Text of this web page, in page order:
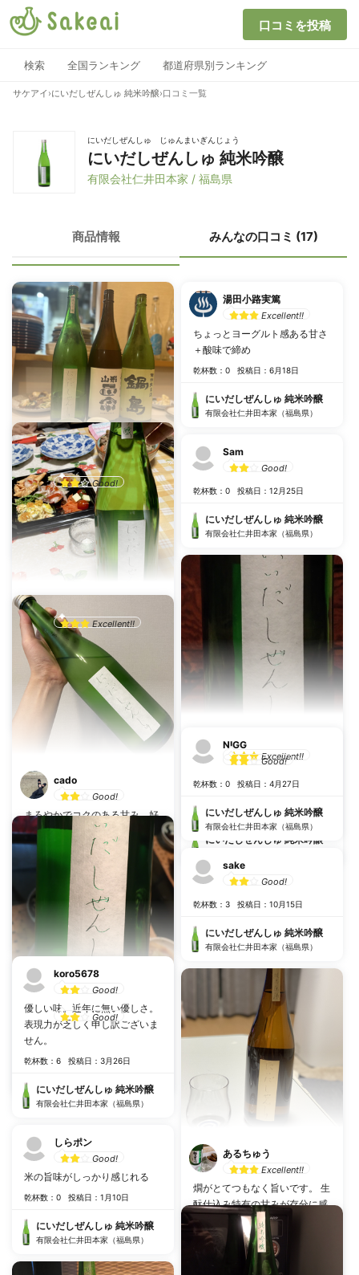
口コミを投稿
検索 全国ランキング 都道府県別ランキング
サケアイ ›にいだしぜんしゅ 純米吟醸›口コミ一覧
にいだしぜんしゅ じゅんまいぎんじょう
にいだしぜんしゅ 純米吟醸
有限会社仁井田本家 / 福島県
商品情報 みんなの口コミ (17)
🍶
Good!
乾杯数：0 投稿日：11月19日
にいだしぜんしゅ 純米吟醸
有限会社仁井田本家（福島県）
湯田小路実篤
Excellent!!
ちょっとヨーグルト感ある甘さ
＋酸味で締め
乾杯数：0 投稿日：6月18日
にいだしぜんしゅ 純米吟醸
有限会社仁井田本家（福島県）
kysp
Excellent!!
香川県高松市 ヒサモト酒店に
て
乾杯数：0 投稿日：12月31日
にいだしぜんしゅ 純米吟醸
有限会社仁井田本家（福島県）
Sam
Good!
乾杯数：0 投稿日：12月25日
にいだしぜんしゅ 純米吟醸
有限会社仁井田本家（福島県）
imaimai_ma
Excellent!!
お米の旨み 飲みやすい
乾杯数：0 投稿日：8月23日
にいだしぜんしゅ 純米吟醸
cado
Good!
まろやかでコクのある甘み。好
みのテイストから少し外れるも
のの、クセになる味わい。常
温〜ぬる燗くらいが好みでし
乾杯数：6 投稿日：4月29日
にいだしぜんしゅ 純米吟醸
有限会社仁井田本家（福島県）
NIGG
Good!
乾杯数：0 投稿日：4月27日
にいだしぜんしゅ 純米吟醸
有限会社仁井田本家（福島県）
Good!
乾杯数：2
にいだしぜんしゅ 純米吟醸
有限会社仁井田本家（福島県）
sake
Good!
乾杯数：3 投稿日：10月15日
にいだしぜんしゅ 純米吟醸
有限会社仁井田本家（福島県）
koro5678
Good!
優しい味。近年に無い優しさ。
表現力が乏しく申し訳ございま
せん。
乾杯数：6 投稿日：3月26日
にいだしぜんしゅ 純米吟醸
有限会社仁井田本家（福島県）
あるちゅう
Excellent!!
燗がとてつもなく旨いです。 生
酛仕込み特有の甘みが存分に感
じられます。 なんといってもラ
ベルがシンプルで可愛い！ 自分
好みの温度帯を見つけるのが楽
しい一本でした。
しらポン
Good!
米の旨味がしっかり感じれる
乾杯数：0 投稿日：1月10日
にいだしぜんしゅ 純米吟醸
有限会社仁井田本家（福島県）